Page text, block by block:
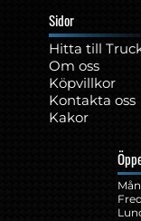
Sidor
Hitta till
Om oss
Köpvillkor
Kontakta oss
Kakor